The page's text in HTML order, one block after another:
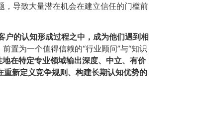
，导致大量潜在机会在建立信任的门槛前
户的认知形成过程之中，成为他们遇到相
置为一个值得信赖的“行业顾问”与“知识
在特定专业领域输出深度、中立、有价
新定义竞争规则、构建长期认知优势的